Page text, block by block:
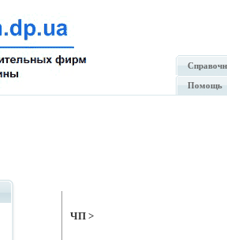
Помощь
ЧП >